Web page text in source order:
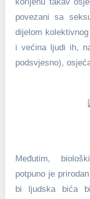
povezani sa
dijelom
i većina ljudi ih,
podsvjesno),
Međutim,
potpuno je
bi ljudska bića